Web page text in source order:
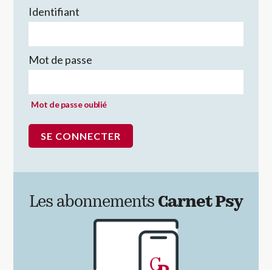
Identifiant
Mot de passe
Mot de passe oublié
Les abonnements Carnet Psy